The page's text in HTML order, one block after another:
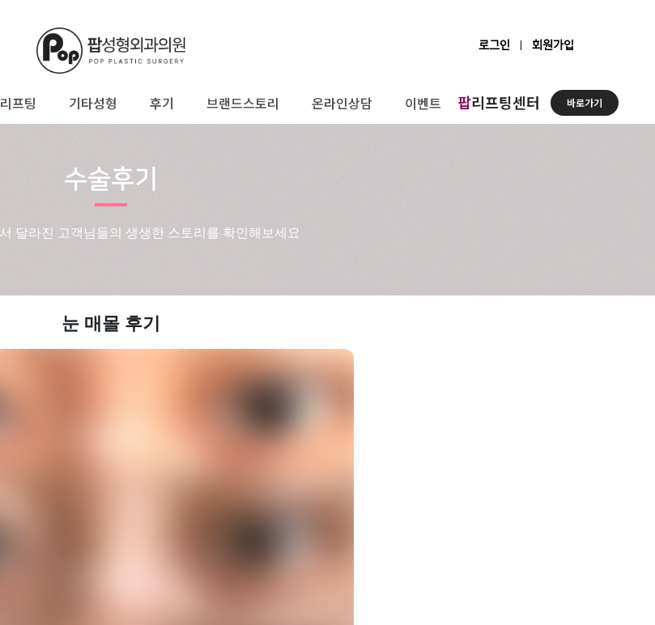
로그인 회원가입
프팅 기타성형 후기 브랜드스토리 온라인상담 이벤트 팝리프팅센터 바로가기
수술후기
달라진 고객님들의 생생한 스토리를 확인해보세요
눈 매몰 후기